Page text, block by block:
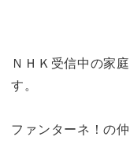
ＮＨＫ受信中の家
す。
ファンターネ！の